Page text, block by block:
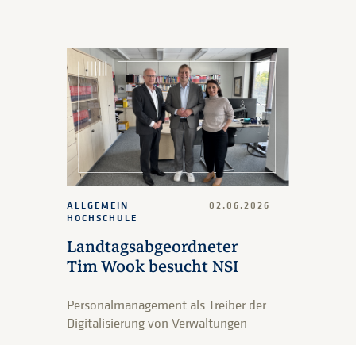
Landtagsabgeordneter
Tim Wook besucht NSI
ALLGEMEIN
HOCHSCHULE
02.06.2026
Personalmanagement als Treiber der
Digitalisierung von Verwaltungen